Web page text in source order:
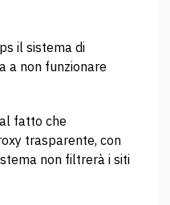
il sistema di
a non funzionare
fatto che
trasparente, con
non filtrerà i siti